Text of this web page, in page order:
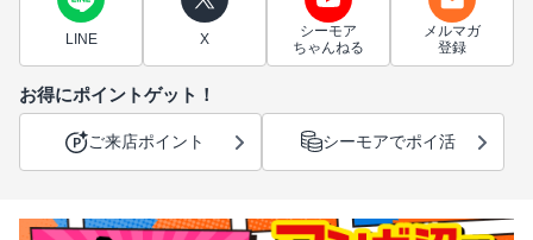
LINE X
シーモア
ちゃんねる
メルマガ
登録
お得にポイントゲット！
ご来店ポイント シーモアでポイ活